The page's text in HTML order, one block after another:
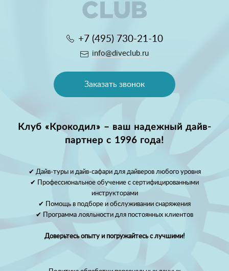
+7 (495) 730-21-10
info@diveclub.ru
Заказать звонок
Клуб «Крокодил» – ваш надежный дайв-
партнер с 1996 года!
✔ Дайв-туры и дайв-сафари для дайверов любого уровня
✔ Профессиональное обучение с сертифицированными
инструкторами
✔ Помощь в подборе и обслуживании снаряжения
✔ Программа лояльности для постоянных клиентов
Доверьтесь опыту и погружайтесь с лучшими!